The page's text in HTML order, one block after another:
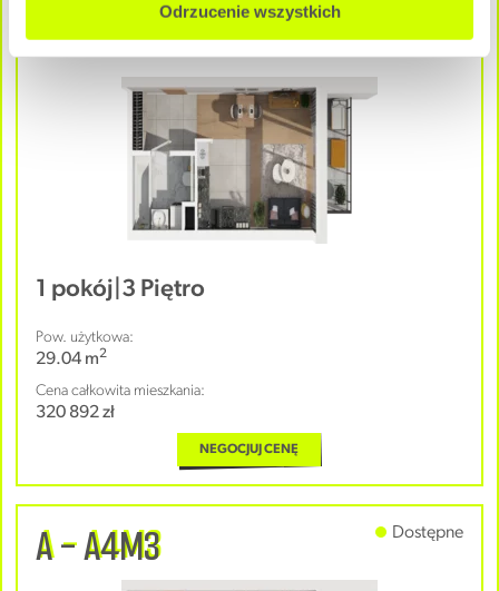
Odrzucenie wszystkich
A - A3M3
1 pokój 3 Piętro
Pow. użytkowa:
29.04 m2
Cena całkowita mieszkania:
320 892 zł
NEGOCJUJ CENĘ
A - A4M3 Dostępne